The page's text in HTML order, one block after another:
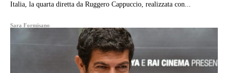
Italia, la quarta diretta da Ruggero Cappuccio, realizzata con...
Sara Formisano